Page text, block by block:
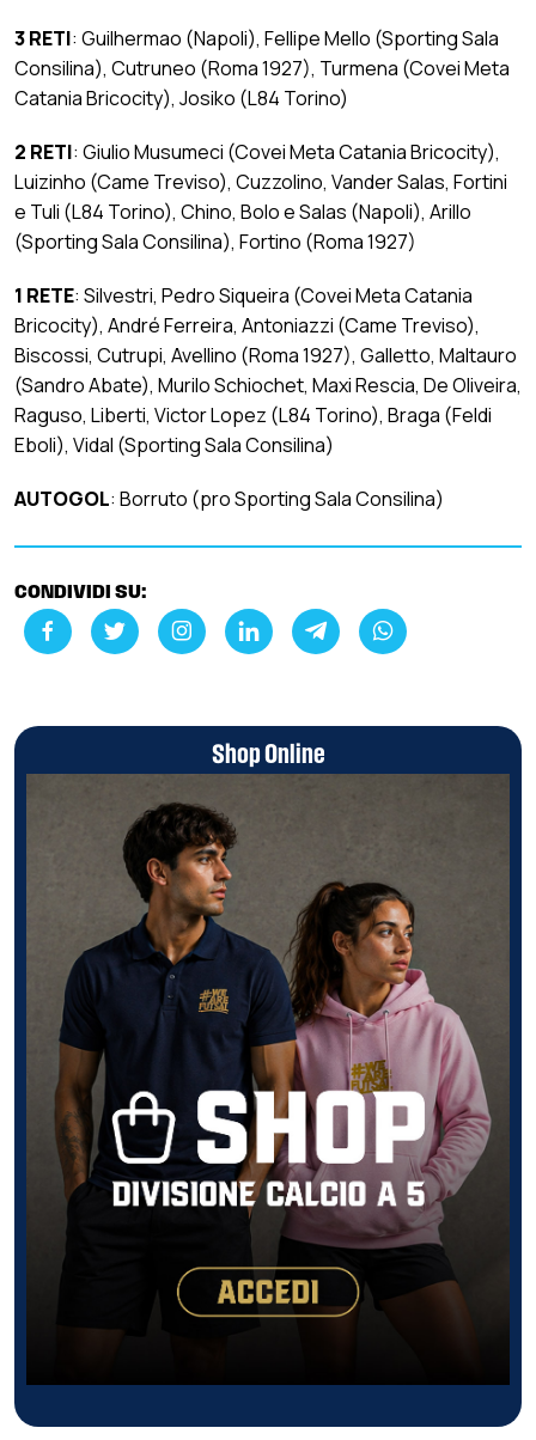
3 RETI: Guilhermao (Napoli), Fellipe Mello (Sporting Sala
Consilina), Cutruneo (Roma 1927), Turmena (Covei Meta
Catania Bricocity), Josiko (L84 Torino)
2 RETI: Giulio Musumeci (Covei Meta Catania Bricocity),
Luizinho (Came Treviso), Cuzzolino, Vander Salas, Fortini
e Tuli (L84 Torino), Chino, Bolo e Salas (Napoli), Arillo
(Sporting Sala Consilina), Fortino (Roma 1927)
1 RETE: Silvestri, Pedro Siqueira (Covei Meta Catania
Bricocity), André Ferreira, Antoniazzi (Came Treviso),
Biscossi, Cutrupi, Avellino (Roma 1927), Galletto, Maltauro
(Sandro Abate), Murilo Schiochet, Maxi Rescia, De Oliveira,
Raguso, Liberti, Victor Lopez (L84 Torino), Braga (Feldi
Eboli), Vidal (Sporting Sala Consilina)
AUTOGOL: Borruto (pro Sporting Sala Consilina)
CONDIVIDI SU:
Shop Online